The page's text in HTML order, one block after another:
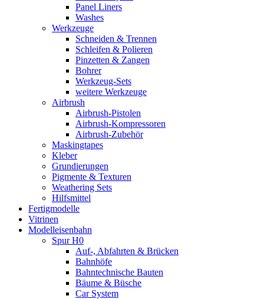
Panel Liners
Washes
Werkzeuge
Schneiden & Trennen
Schleifen & Polieren
Pinzetten & Zangen
Bohrer
Werkzeug-Sets
weitere Werkzeuge
Airbrush
Airbrush-Pistolen
Airbrush-Kompressoren
Airbrush-Zubehör
Maskingtapes
Kleber
Grundierungen
Pigmente & Texturen
Weathering Sets
Hilfsmittel
Fertigmodelle
Vitrinen
Modelleisenbahn
Spur H0
Auf-, Abfahrten & Brücken
Bahnhöfe
Bahntechnische Bauten
Bäume & Büsche
Car System